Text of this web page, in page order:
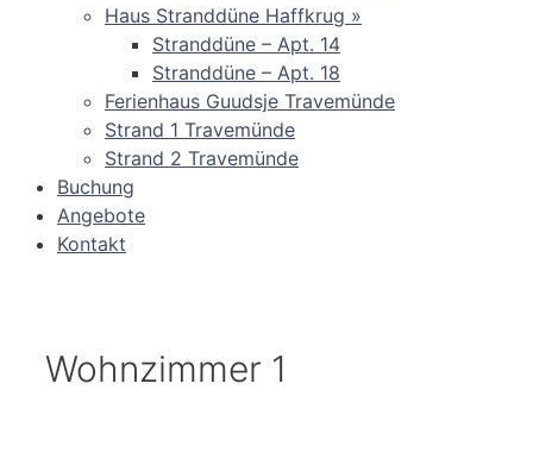
Haus Stranddüne Haffkrug »
Stranddüne – Apt. 14
Stranddüne – Apt. 18
Ferienhaus Guudsje Travemünde
Strand 1 Travemünde
Strand 2 Travemünde
Buchung
Angebote
Kontakt
Wohnzimmer 1